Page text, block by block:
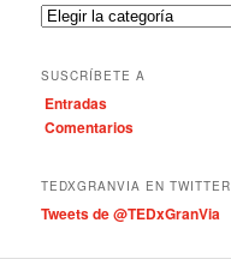
a
r
C
e
g
o
a
s
SUSCRÍBETE A
Entradas
Comentarios
TEDXGRANVIA EN TWITTER
Tweets de @TEDxGranVia